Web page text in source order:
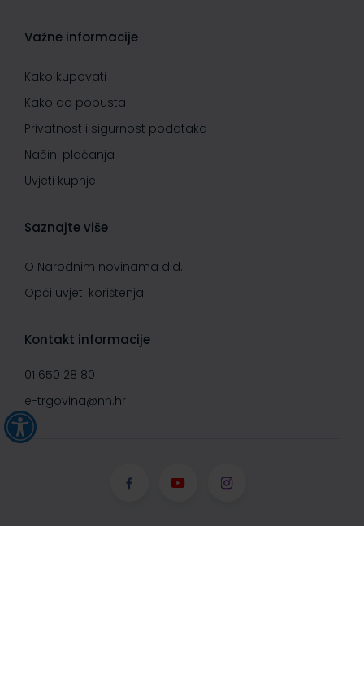
Važne informacije
Kako kupovati
Kako do popusta
Privatnost i sigurnost podataka
Načini plaćanja
Uvjeti kupnje
Saznajte više
O Narodnim novinama d.d.
Opći uvjeti korištenja
Kontakt informacije
01 650 28 80
e-trgovina@nn.hr